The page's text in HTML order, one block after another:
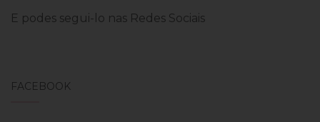
E podes segui-lo nas Redes Sociais
FACEBOOK